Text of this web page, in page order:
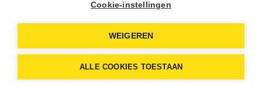
Developed by Zabun
Cookie-instellingen
WEIGEREN
ALLE COOKIES TOESTAAN